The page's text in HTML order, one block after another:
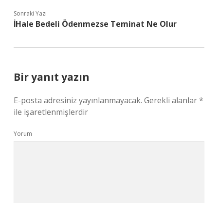
Sonraki Yazı
İHale Bedeli Ödenmezse Teminat Ne Olur
Bir yanıt yazın
E-posta adresiniz yayınlanmayacak. Gerekli alanlar*
ile işaretlenmişlerdir
Yorum